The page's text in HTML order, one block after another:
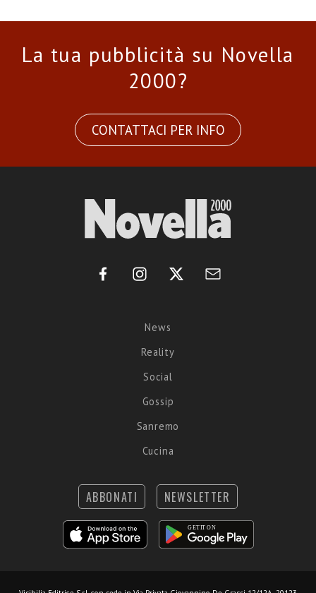
La tua pubblicità su Novella
2000?
CONTATTACI PER INFO
News
Reality
Social
Gossip
Sanremo
Cucina
ABBONATI NEWSLETTER